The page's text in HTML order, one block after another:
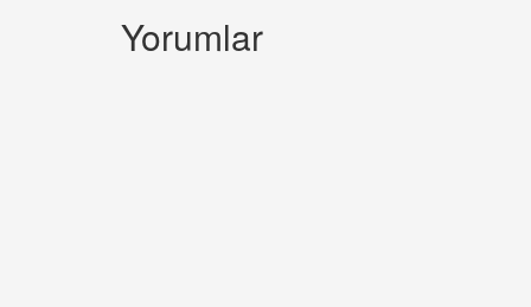
Yorumlar